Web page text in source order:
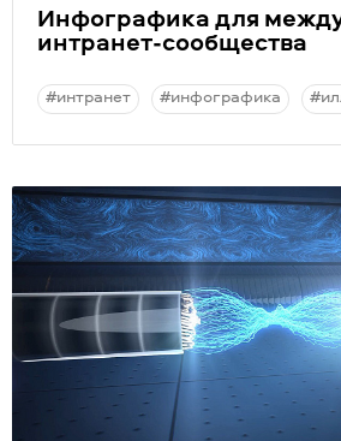
Инфографика для
интранет-сообщества
#интранет #инфографика